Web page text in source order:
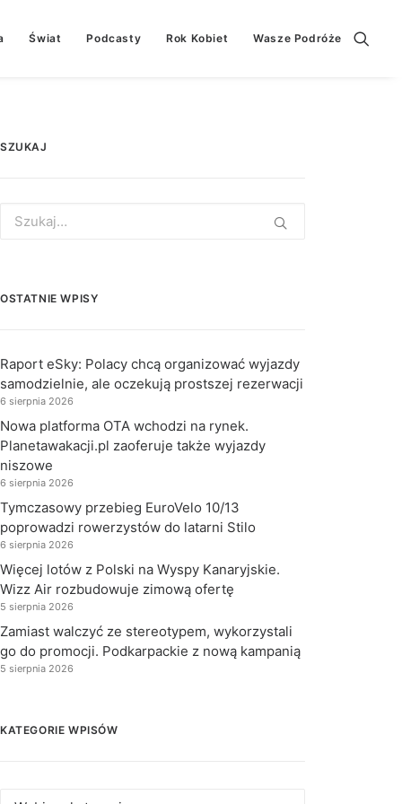
Świat Podcasty Rok Kobiet Wasze Podróże
SZUKAJ
for:
OSTATNIE WPISY
Raport eSky: Polacy chcą organizować wyjazdy
samodzielnie, ale oczekują prostszej rezerwacji
6 sierpnia 2026
Nowa platforma OTA wchodzi na rynek.
Planetawakacji.pl zaoferuje także wyjazdy
niszowe
6 sierpnia 2026
Tymczasowy przebieg EuroVelo 10/13
poprowadzi rowerzystów do latarni Stilo
6 sierpnia 2026
Więcej lotów z Polski na Wyspy Kanaryjskie.
Wizz Air rozbudowuje zimową ofertę
5 sierpnia 2026
Zamiast walczyć ze stereotypem, wykorzystali
go do promocji. Podkarpackie z nową kampanią
5 sierpnia 2026
KATEGORIE WPISÓW
Kategorie